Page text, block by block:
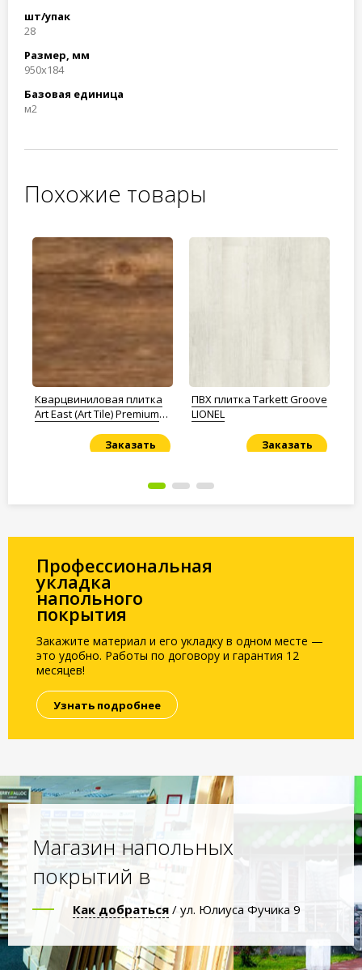
шт/упак
28
Размер, мм
950x184
Базовая единица
м2
Похожие товары
Кварцвиниловая плитка
Art East (Art Tile) Premium
Заказать
ПВХ плитка Tarkett Groove
LIONEL
Заказать
Профессиональная
укладка
напольного
покрытия
Закажите материал и его укладку в одном месте —
это удобно. Работы по договору и гарантия 12
месяцев!
Узнать подробнее
Магазин напольных
покрытий в
Как добраться / ул. Юлиуса Фучика 9